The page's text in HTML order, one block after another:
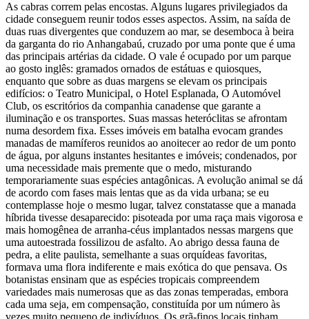
As cabras correm pelas encostas. Alguns lugares privilegiados da
cidade conseguem reunir todos esses aspectos. Assim, na saída de
duas ruas divergentes que conduzem ao mar, se desemboca à beira
da garganta do rio Anhangabaú, cruzado por uma ponte que é uma
das principais artérias da cidade. O vale é ocupado por um parque
ao gosto inglês: gramados ornados de estátuas e quiosques,
enquanto que sobre as duas margens se elevam os principais
edifícios: o Teatro Municipal, o Hotel Esplanada, O Automóvel
Club, os escritórios da companhia canadense que garante a
iluminação e os transportes. Suas massas heteróclitas se afrontam
numa desordem fixa. Esses imóveis em batalha evocam grandes
manadas de mamíferos reunidos ao anoitecer ao redor de um ponto
de água, por alguns instantes hesitantes e imóveis; condenados, por
uma necessidade mais premente que o medo, misturando
temporariamente suas espécies antagônicas. A evolução animal se dá
de acordo com fases mais lentas que as da vida urbana; se eu
contemplasse hoje o mesmo lugar, talvez constatasse que a manada
híbrida tivesse desaparecido: pisoteada por uma raça mais vigorosa e
mais homogênea de arranha-céus implantados nessas margens que
uma autoestrada fossilizou de asfalto. Ao abrigo dessa fauna de
pedra, a elite paulista, semelhante a suas orquídeas favoritas,
formava uma flora indiferente e mais exótica do que pensava. Os
botanistas ensinam que as espécies tropicais compreendem
variedades mais numerosas que as das zonas temperadas, embora
cada uma seja, em compensação, constituída por um número às
vezes muito pequeno de indivíduos. Os grã-finos locais tinham